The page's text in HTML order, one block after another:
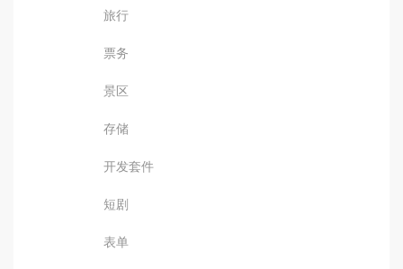
旅行
票务
景区
存储
开发套件
短剧
表单